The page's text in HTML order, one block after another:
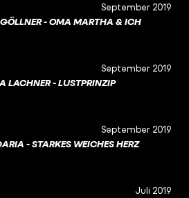
September 2019
- OMA MARTHA & ICH
September 2019
LACHNER - LUSTPRINZIP
September 2019
- STARKES WEICHES HERZ
Juli 2019